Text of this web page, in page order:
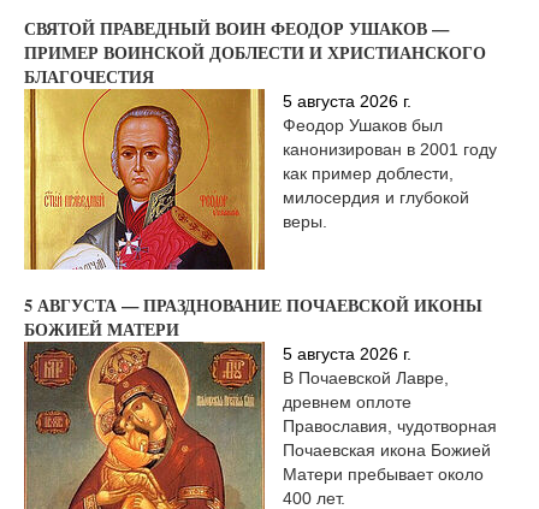
СВЯТОЙ ПРАВЕДНЫЙ ВОИН ФЕОДОР УШАКОВ —
ПРИМЕР ВОИНСКОЙ ДОБЛЕСТИ И ХРИСТИАНСКОГО
БЛАГОЧЕСТИЯ
5 августа 2026 г.
Феодор Ушаков был
канонизирован в 2001 году
как пример доблести,
милосердия и глубокой
веры.
5 АВГУСТА — ПРАЗДНОВАНИЕ ПОЧАЕВСКОЙ ИКОНЫ
БОЖИЕЙ МАТЕРИ
5 августа 2026 г.
В Почаевской Лавре,
древнем оплоте
Православия, чудотворная
Почаевская икона Божией
Матери пребывает около
400 лет.